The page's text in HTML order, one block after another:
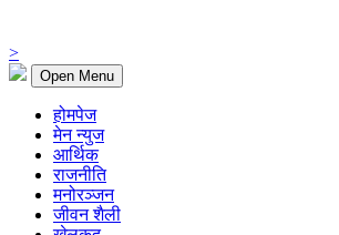
>
Open Menu
होमपेज
मेन न्युज
आर्थिक
राजनीति
मनोरञ्जन
जीवन शैली